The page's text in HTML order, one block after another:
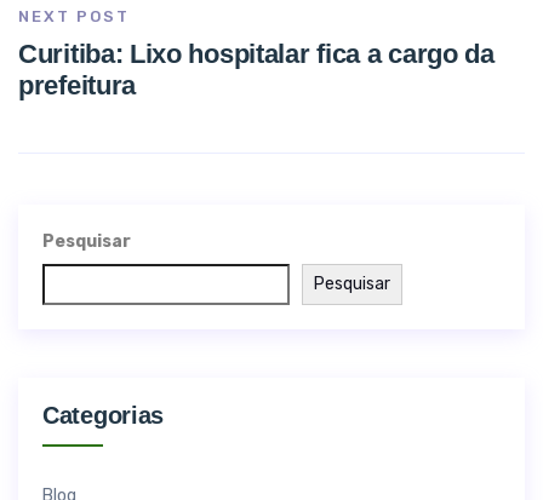
NEXT POST
Curitiba: Lixo hospitalar fica a cargo da
prefeitura
Pesquisar
Pesquisar
Categorias
Blog